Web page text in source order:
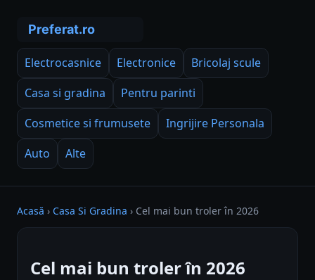
Electrocasnice Electronice
Bricolaj scule
Casa si gradina
Pentru parinti
Cosmetice si frumusete
Ingrijire Personala
Auto
Alte
Acasă › Casa Si Gradina › Cel mai bun troler în 2026
Cel mai bun troler în 2026